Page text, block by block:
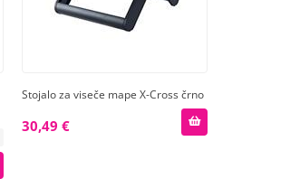
Stojalo za viseče mape X-Cross črno
30,49 €